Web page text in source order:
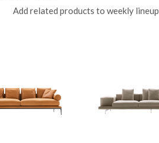
Add related products to weekly lineup